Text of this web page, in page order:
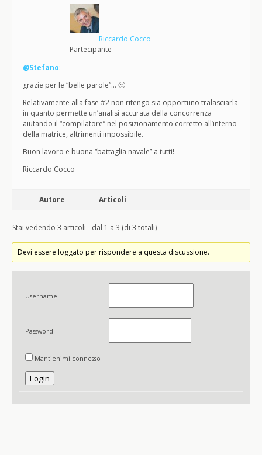
Riccardo Cocco
Partecipante
@Stefano:
grazie per le “belle parole”… 🙂
Relativamente alla fase #2 non ritengo sia opportuno tralasciarla
in quanto permette un’analisi accurata della concorrenza
aiutando il “compilatore” nel posizionamento corretto all’interno
della matrice, altrimenti impossibile.
Buon lavoro e buona “battaglia navale” a tutti!
Riccardo Cocco
Autore Articoli
Stai vedendo 3 articoli - dal 1 a 3 (di 3 totali)
Devi essere loggato per rispondere a questa discussione.
Username:
Password:
Mantienimi connesso
Login